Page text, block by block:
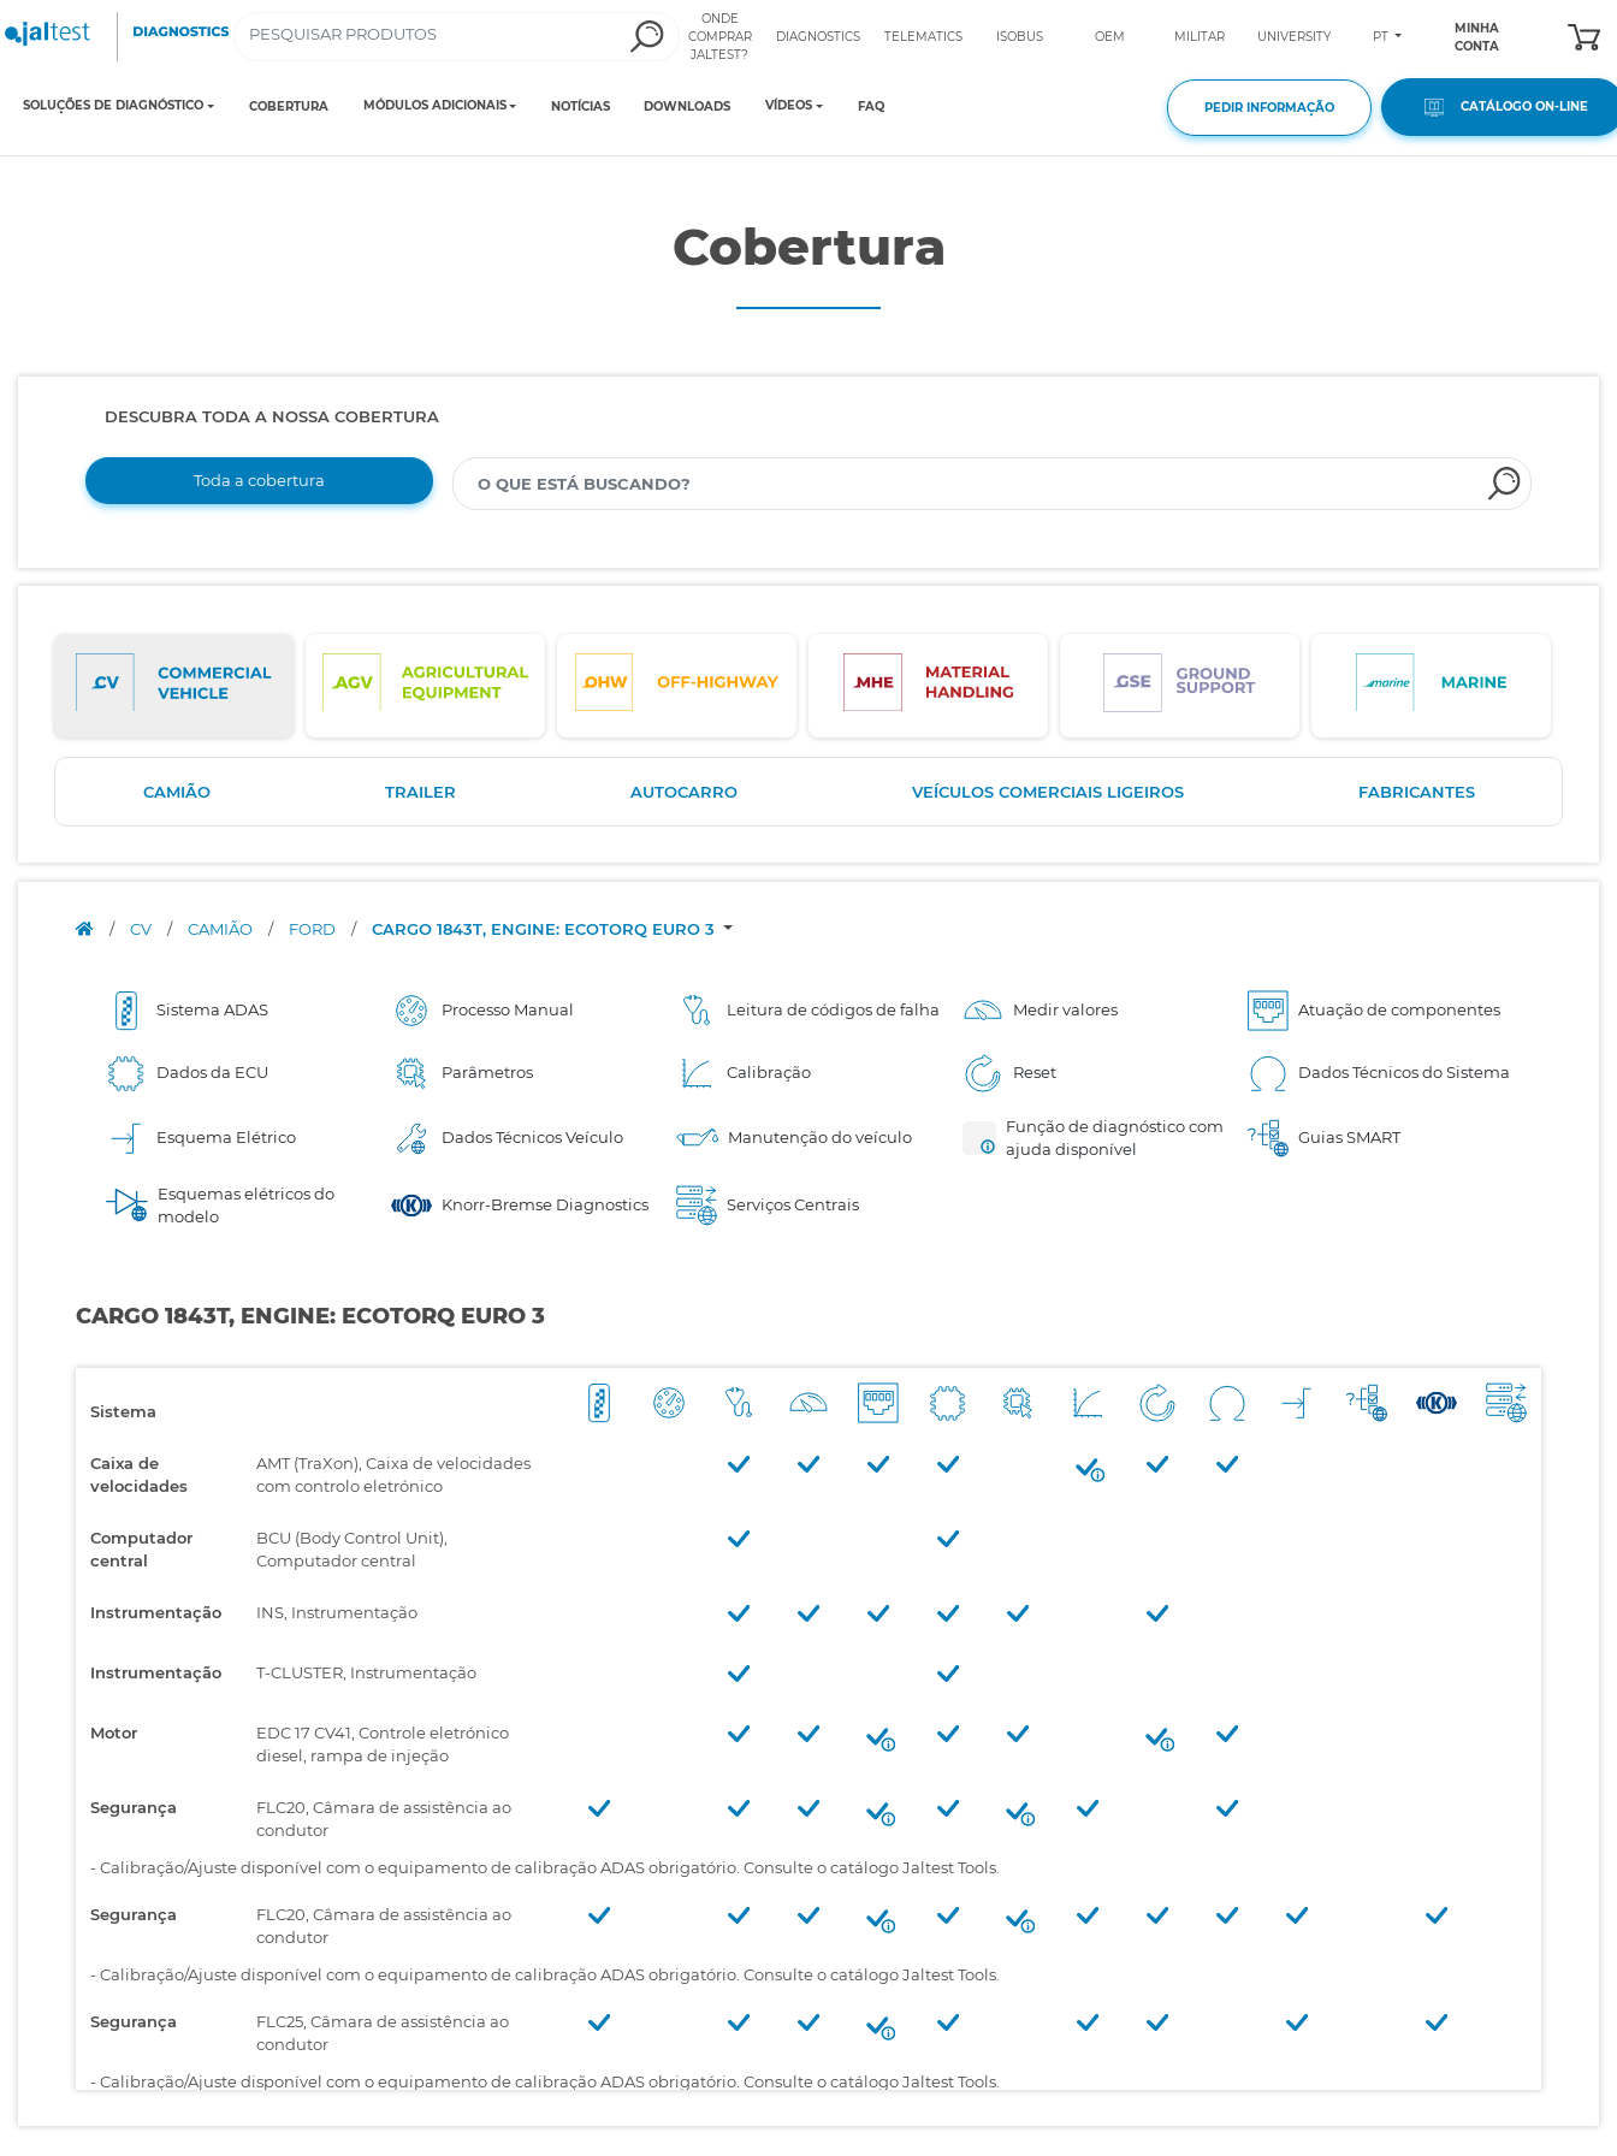
ONDE
COMPRAR
JALTEST?
DIAGNOSTICS TELEMATICS ISOBUS OEM MILITAR UNIVERSITY PT
MINHA
CONTA
SOLUÇÕES DE DIAGNÓSTICO COBERTURA MÓDULOS ADICIONAIS NOTÍCIAS DOWNLOADS VÍDEOS FAQ PEDIR INFORMAÇÃO CATÁLOGO ON-LINE
Cobertura
DESCUBRA TODA A NOSSA COBERTURA
Toda a cobertura
CAMIÃO TRAILER AUTOCARRO VEÍCULOS COMERCIAIS LIGEIROS FABRICANTES
/ CV / CAMIÃO / FORD / CARGO 1843T, ENGINE: ECOTORQ EURO 3
Sistema ADAS Processo Manual Leitura de códigos de falha Medir valores Atuação de componentes
Dados da ECU Parâmetros Calibração Reset Dados Técnicos do Sistema
Esquema Elétrico Dados Técnicos Veículo Manutenção do veículo
Função de diagnóstico com
ajuda disponível
Guias SMART
Esquemas elétricos do
modelo
Knorr-Bremse Diagnostics Serviços Centrais
CARGO 1843T, ENGINE: ECOTORQ EURO 3
Sistema
Caixa de
velocidades
AMT (TraXon), Caixa de velocidades
com controlo eletrónico
Computador
central
BCU (Body Control Unit),
Computador central
Instrumentação INS, Instrumentação
Instrumentação T-CLUSTER, Instrumentação
Motor
EDC 17 CV41, Controle eletrónico
diesel, rampa de injeção
Segurança
FLC20, Câmara de assistência ao
condutor
-Calibração/Ajuste disponível com o equipamento de calibração ADAS obrigatório. Consulte o catálogo Jaltest Tools.
Segurança
FLC20, Câmara de assistência ao
condutor
-Calibração/Ajuste disponível com o equipamento de calibração ADAS obrigatório. Consulte o catálogo Jaltest Tools.
Segurança
FLC25, Câmara de assistência ao
condutor
-Calibração/Ajuste disponível com o equipamento de calibração ADAS obrigatório. Consulte o catálogo Jaltest Tools.